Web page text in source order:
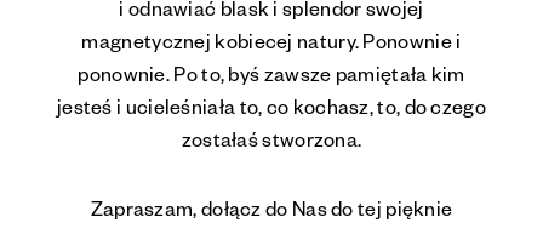
i odnawiać blask i splendor swojej
magnetycznej kobiecej natury. Ponownie i
ponownie. Po to, byś zawsze pamiętała kim
jesteś i ucieleśniała to, co kochasz, to, do czego
zostałaś stworzona.
Zapraszam, dołącz do Nas do tej pięknie